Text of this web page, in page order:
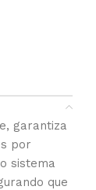
garantiza
por
sistema
que